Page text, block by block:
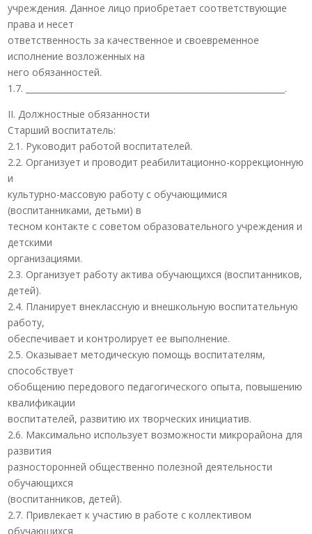
учреждения. Данное лицо приобретает соответствующие
права и несет
ответственность за качественное и своевременное
исполнение возложенных на
него обязанностей.
1.7. ______________________________________________________________.
II. Должностные обязанности
Старший воспитатель:
2.1. Руководит работой воспитателей.
2.2. Организует и проводит реабилитационно-коррекционную
и
культурно-массовую работу с обучающимися
(воспитанниками, детьми) в
тесном контакте с советом образовательного учреждения и
детскими
организациями.
2.3. Организует работу актива обучающихся (воспитанников,
детей).
2.4. Планирует внеклассную и внешкольную воспитательную
работу,
обеспечивает и контролирует ее выполнение.
2.5. Оказывает методическую помощь воспитателям,
способствует
обобщению передового педагогического опыта, повышению
квалификации
воспитателей, развитию их творческих инициатив.
2.6. Максимально использует возможности микрорайона для
развития
разносторонней общественно полезной деятельности
обучающихся
(воспитанников, детей).
2.7. Привлекает к участию в работе с коллективом
обучающихся